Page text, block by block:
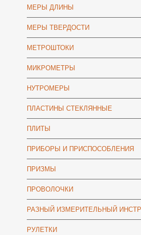
МЕРЫ ДЛИНЫ
МЕРЫ ТВЕРДОСТИ
МЕТРОШТОКИ
МИКРОМЕТРЫ
НУТРОМЕРЫ
ПЛАСТИНЫ СТЕКЛЯННЫЕ
ПЛИТЫ
ПРИБОРЫ И ПРИСПОСОБЛЕНИЯ
ПРИЗМЫ
ПРОВОЛОЧКИ
РАЗНЫЙ ИЗМЕРИТЕЛЬНЫЙ
РУЛЕТКИ